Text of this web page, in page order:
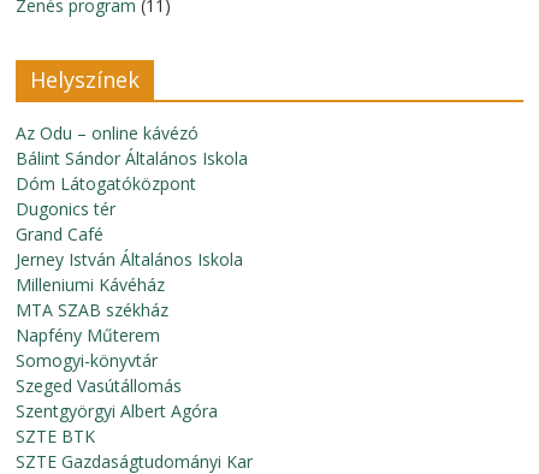
Zenés program (11)
Helyszínek
Az Odu – online kávézó
Bálint Sándor Általános Iskola
Dóm Látogatóközpont
Dugonics tér
Grand Café
Jerney István Általános Iskola
Milleniumi Kávéház
MTA SZAB székház
Napfény Műterem
Somogyi-könyvtár
Szeged Vasútállomás
Szentgyörgyi Albert Agóra
SZTE BTK
SZTE Gazdaságtudományi Kar